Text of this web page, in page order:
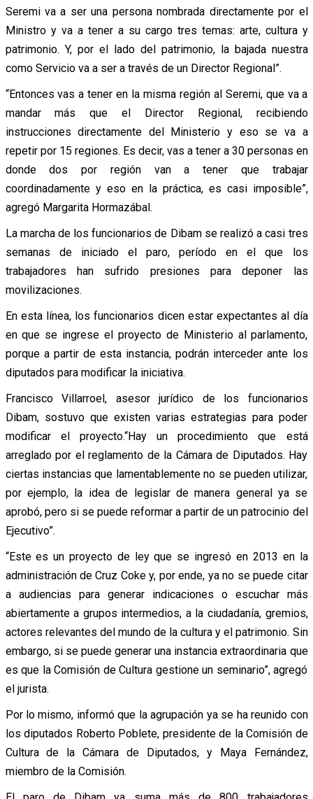
Seremi va a ser una persona nombrada directamente por el
Ministro y va a tener a su cargo tres temas: arte, cultura y
patrimonio. Y, por el lado del patrimonio, la bajada nuestra
como Servicio va a ser a través de un Director Regional”.
“Entonces vas a tener en la misma región al Seremi, que va a
mandar más que el Director Regional, recibiendo
instrucciones directamente del Ministerio y eso se va a
repetir por 15 regiones. Es decir, vas a tener a 30 personas en
donde dos por región van a tener que trabajar
coordinadamente y eso en la práctica, es casi imposible”,
agregó Margarita Hormazábal.
La marcha de los funcionarios de Dibam se realizó a casi tres
semanas de iniciado el paro, período en el que los
trabajadores han sufrido presiones para deponer las
movilizaciones.
En esta línea, los funcionarios dicen estar expectantes al día
en que se ingrese el proyecto de Ministerio al parlamento,
porque a partir de esta instancia, podrán interceder ante los
diputados para modificar la iniciativa.
Francisco Villarroel, asesor jurídico de los funcionarios
Dibam, sostuvo que existen varias estrategias para poder
modificar el proyecto.“Hay un procedimiento que está
arreglado por el reglamento de la Cámara de Diputados. Hay
ciertas instancias que lamentablemente no se pueden utilizar,
por ejemplo, la idea de legislar de manera general ya se
aprobó, pero si se puede reformar a partir de un patrocinio del
Ejecutivo”.
“Este es un proyecto de ley que se ingresó en 2013 en la
administración de Cruz Coke y, por ende, ya no se puede citar
a audiencias para generar indicaciones o escuchar más
abiertamente a grupos intermedios, a la ciudadanía, gremios,
actores relevantes del mundo de la cultura y el patrimonio. Sin
embargo, si se puede generar una instancia extraordinaria que
es que la Comisión de Cultura gestione un seminario”, agregó
el jurista.
Por lo mismo, informó que la agrupación ya se ha reunido con
los diputados Roberto Poblete, presidente de la Comisión de
Cultura de la Cámara de Diputados, y Maya Fernández,
miembro de la Comisión.